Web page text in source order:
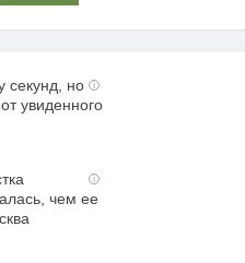
i
секунд, но
увиденного
i
чем ее